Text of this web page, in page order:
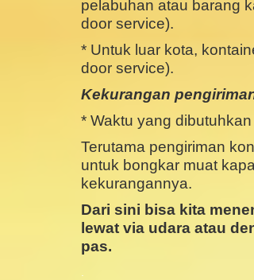
pelabuhan atau barang
door service).
* Untuk luar kota,
door service).
Kekurangan
* Waktu yang
Terutama pengiriman
untuk bongkar muat
kekurangannya.
Dari sini bisa kita
lewat via udara atau
pas.